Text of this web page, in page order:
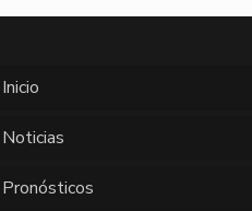
Inicio
Noticias
Pronósticos